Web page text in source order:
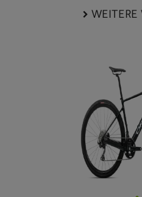
WEITERE